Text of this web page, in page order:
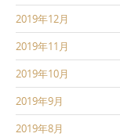
2019年12月
2019年11月
2019年10月
2019年9月
2019年8月